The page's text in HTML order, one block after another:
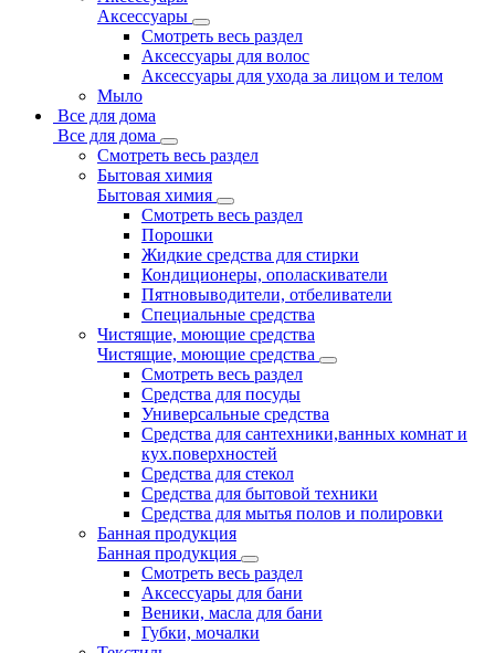
Аксессуары
Смотреть весь раздел
Аксессуары для волос
Аксессуары для ухода за лицом и телом
Мыло
Все для дома
Все для дома
Смотреть весь раздел
Бытовая химия
Бытовая химия
Смотреть весь раздел
Порошки
Жидкие средства для стирки
Кондиционеры, ополаскиватели
Пятновыводители, отбеливатели
Специальные средства
Чистящие, моющие средства
Чистящие, моющие средства
Смотреть весь раздел
Средства для посуды
Универсальные средства
Средства для сантехники,ванных комнат и
кух.поверхностей
Средства для стекол
Средства для бытовой техники
Средства для мытья полов и полировки
Банная продукция
Банная продукция
Смотреть весь раздел
Аксессуары для бани
Веники, масла для бани
Губки, мочалки